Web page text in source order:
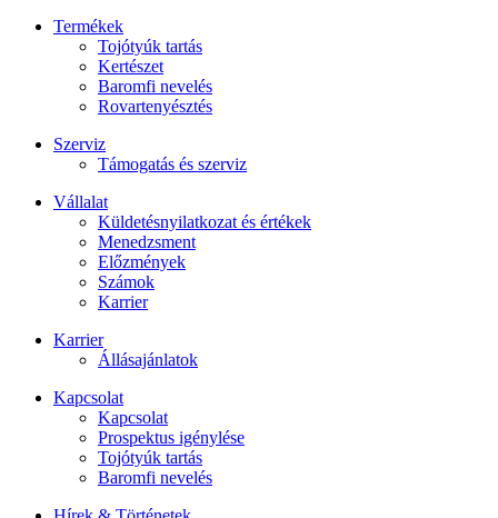
Termékek
Tojótyúk tartás
Kertészet
Baromfi nevelés
Rovartenyésztés
Szerviz
Támogatás és szerviz
Vállalat
Küldetésnyilatkozat és értékek
Menedzsment
Előzmények
Számok
Karrier
Karrier
Állásajánlatok
Kapcsolat
Kapcsolat
Prospektus igénylése
Tojótyúk tartás
Baromfi nevelés